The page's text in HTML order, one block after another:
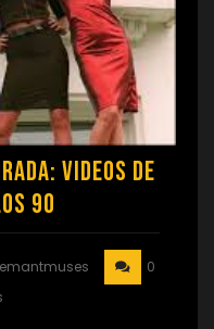
Videos de
90
0